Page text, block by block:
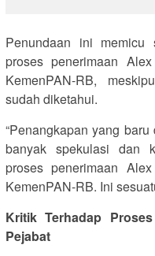
Penundaan ini memicu
proses penerimaan
KemenPAN-RB,
sudah diketahui.
“Penangkapan yang
banyak spekulasi dan
proses penerimaan
KemenPAN-RB. Ini
Kritik Terhadap
Pejabat